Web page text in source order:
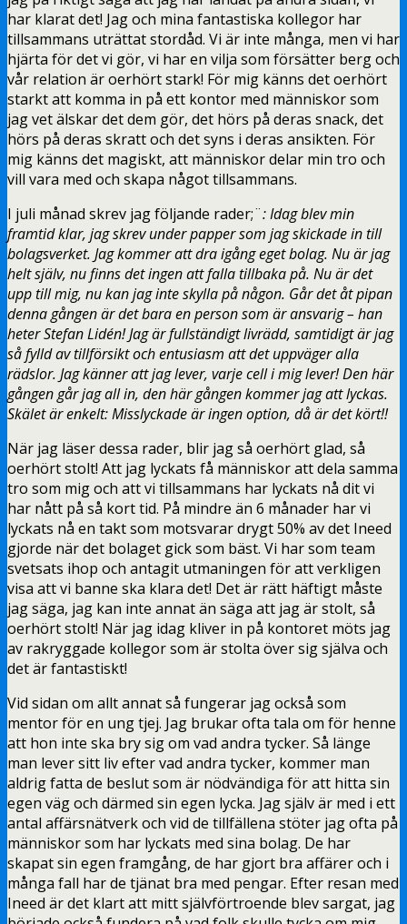
har klarat det! Jag och mina fantastiska kollegor har
tillsammans uträttat stordåd. Vi är inte många, men vi har
hjärta för det vi gör, vi har en vilja som försätter berg och
vår relation är oerhört stark! För mig känns det oerhört
starkt att komma in på ett kontor med människor som
jag vet älskar det dem gör, det hörs på deras snack, det
hörs på deras skratt och det syns i deras ansikten. För
mig känns det magiskt, att människor delar min tro och
vill vara med och skapa något tillsammans.
I juli månad skrev jag följande rader;¨: Idag blev min
framtid klar, jag skrev under papper som jag skickade in till
bolagsverket. Jag kommer att dra igång eget bolag. Nu är jag
helt själv, nu finns det ingen att falla tillbaka på. Nu är det
upp till mig, nu kan jag inte skylla på någon. Går det åt pipan
denna gången är det bara en person som är ansvarig – han
heter Stefan Lidén! Jag är fullständigt livrädd, samtidigt är jag
så fylld av tillförsikt och entusiasm att det uppväger alla
rädslor. Jag känner att jag lever, varje cell i mig lever! Den här
gången går jag all in, den här gången kommer jag att lyckas.
Skälet är enkelt: Misslyckade är ingen option, då är det kört!!
När jag läser dessa rader, blir jag så oerhört glad, så
oerhört stolt! Att jag lyckats få människor att dela samma
tro som mig och att vi tillsammans har lyckats nå dit vi
har nått på så kort tid. På mindre än 6 månader har vi
lyckats nå en takt som motsvarar drygt 50% av det Ineed
gjorde när det bolaget gick som bäst. Vi har som team
svetsats ihop och antagit utmaningen för att verkligen
visa att vi banne ska klara det! Det är rätt häftigt måste
jag säga, jag kan inte annat än säga att jag är stolt, så
oerhört stolt! När jag idag kliver in på kontoret möts jag
av rakryggade kollegor som är stolta över sig själva och
det är fantastiskt!
Vid sidan om allt annat så fungerar jag också som
mentor för en ung tjej. Jag brukar ofta tala om för henne
att hon inte ska bry sig om vad andra tycker. Så länge
man lever sitt liv efter vad andra tycker, kommer man
aldrig fatta de beslut som är nödvändiga för att hitta sin
egen väg och därmed sin egen lycka. Jag själv är med i ett
antal affärsnätverk och vid de tillfällena stöter jag ofta på
människor som har lyckats med sina bolag. De har
skapat sin egen framgång, de har gjort bra affärer och i
många fall har de tjänat bra med pengar. Efter resan med
Ineed är det klart att mitt självförtroende blev sargat, jag